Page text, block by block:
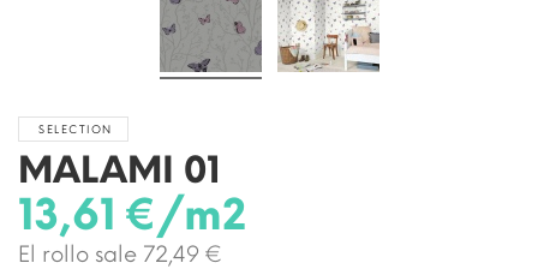
SELECTION
MALAMI 01
13,61 €/m2
El rollo sale 72,49 €